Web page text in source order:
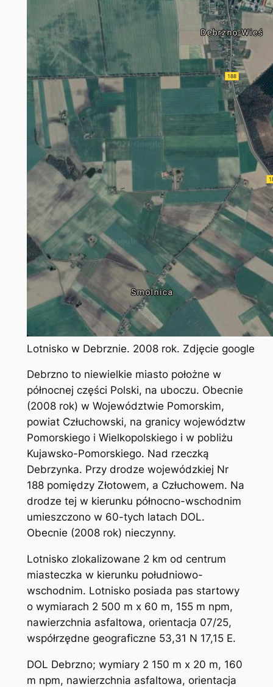
Lotnisko w Debrznie. 2008 rok. Zdjęcie google
Debrzno to niewielkie miasto położne w
północnej części Polski, na uboczu. Obecnie
(2008 rok) w Województwie Pomorskim,
powiat Człuchowski, na granicy województw
Pomorskiego i Wielkopolskiego i w pobliżu
Kujawsko-Pomorskiego. Nad rzeczką
Debrzynka. Przy drodze wojewódzkiej Nr
188 pomiędzy Złotowem, a Człuchowem. Na
drodze tej w kierunku północno-wschodnim
umieszczono w 60-tych latach DOL.
Obecnie (2008 rok) nieczynny.
Lotnisko zlokalizowane 2 km od centrum
miasteczka w kierunku południowo-
wschodnim. Lotnisko posiada pas startowy
o wymiarach 2 500 m x 60 m, 155 m npm,
nawierzchnia asfaltowa, orientacja 07/25,
współrzędne geograficzne 53,31 N 17,15 E.
DOL Debrzno; wymiary 2 150 m x 20 m, 160
m npm, nawierzchnia asfaltowa, orientacja